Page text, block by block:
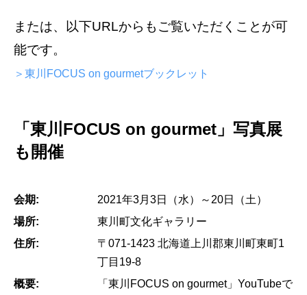
または、以下URLからもご覧いただくことが可
能です。
＞東川FOCUS on gourmetブックレット
「東川FOCUS on gourmet」写真展
も開催
会期:
2021年3月3日（水）～20日（土）
場所:
東川町文化ギャラリー
住所:
〒071-1423 北海道上川郡東川町東町1
丁目19-8
概要:
「東川FOCUS on gourmet」YouTubeで